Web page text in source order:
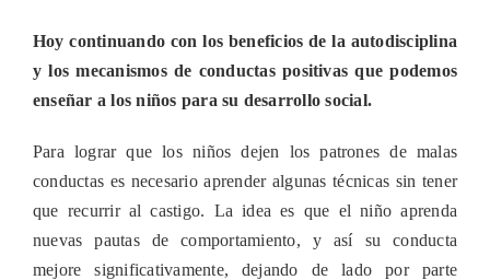
Hoy continuando conlos beneficios de la autodisciplina
y los mecanismos de conductas positivas que podemos
enseñar a los niños para su desarrollo social.
Para lograr que los niños dejen los patrones de malas
conductas es necesario aprender algunas técnicas sin tener
que recurrir al castigo. La idea es que el niño aprenda
nuevas pautas de comportamiento, y así su conducta
mejore significativamente, dejando de lado por parte